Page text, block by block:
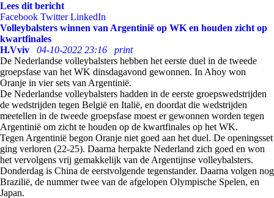
Lees dit bericht
Facebook Twitter LinkedIn
Volleybalsters winnen van Argentinië op WK en houden zicht op
kwartfinales
H.Vviv
04-10-2022 23:16
print
De Nederlandse volleybalsters hebben het eerste duel in de tweede
groepsfase van het WK dinsdagavond gewonnen. In Ahoy won
Oranje in vier sets van Argentinië.
De Nederlandse volleybalsters hadden in de eerste groepswedstrijden
de wedstrijden tegen België en Italië, en doordat die wedstrijden
meetellen in de tweede groepsfase moest er gewonnen worden tegen
Argentinië om zicht te houden op de kwartfinales op het WK.
Tegen Argentinië begon Oranje niet goed aan het duel. De openingsset
ging verloren (22-25). Daarna herpakte Nederland zich goed en won
het vervolgens vrij gemakkelijk van de Argentijnse volleybalsters.
Donderdag is China de eerstvolgende tegenstander. Daarna volgen nog
Brazilië, de nummer twee van de afgelopen Olympische Spelen, en
Japan.